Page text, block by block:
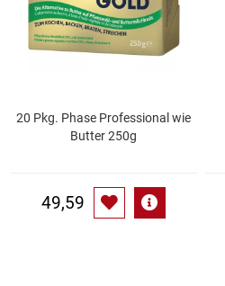
Trocken-/Backfrüchte
Waffeln / Kekse
20 Pkg. Phase Professional wie
Butter 250g
49,59